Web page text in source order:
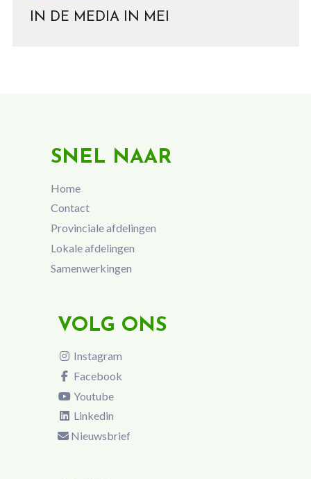
IN DE MEDIA IN MEI
SNEL NAAR
Home
Contact
Provinciale afdelingen
Lokale afdelingen
Samenwerkingen
VOLG ONS
Instagram
Facebook
Youtube
Linkedin
Nieuwsbrief